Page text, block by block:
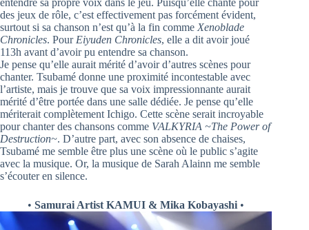
des jeux de rôle, c’est effectivement pas forcément évident,
surtout si sa chanson n’est qu’à la fin comme Xenoblade
Chronicles. Pour Eiyuden Chronicles, elle a dit avoir joué
113h avant d’avoir pu entendre sa chanson.
Je pense qu’elle aurait mérité d’avoir d’autres scènes pour
chanter. Tsubamé donne une proximité incontestable avec
l’artiste, mais je trouve que sa voix impressionnante aurait
mérité d’être portée dans une salle dédiée. Je pense qu’elle
mériterait complètement Ichigo. Cette scène serait incroyable
pour chanter des chansons comme VALKYRIA ~The Power of
Destruction~. D’autre part, avec son absence de chaises,
Tsubamé me semble être plus une scène où le public s’agite
avec la musique. Or, la musique de Sarah Alainn me semble
s’écouter en silence.
•Samurai Artist KAMUI & Mika Kobayashi •